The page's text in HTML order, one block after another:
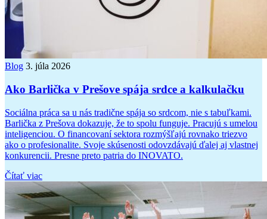
Blog 3. júla 2026
Ako Barlička v Prešove spája srdce a kalkulačku
Sociálna práca sa u nás tradične spája so srdcom, nie s tabuľkami.
Barlička z Prešova dokazuje, že to spolu funguje. Pracujú s umelou
inteligenciou. O financovaní sektora rozmýšľajú rovnako triezvo
ako o profesionalite. Svoje skúsenosti odovzdávajú ďalej aj vlastnej
konkurencii. Presne preto patria do INOVATO.
Čítať viac